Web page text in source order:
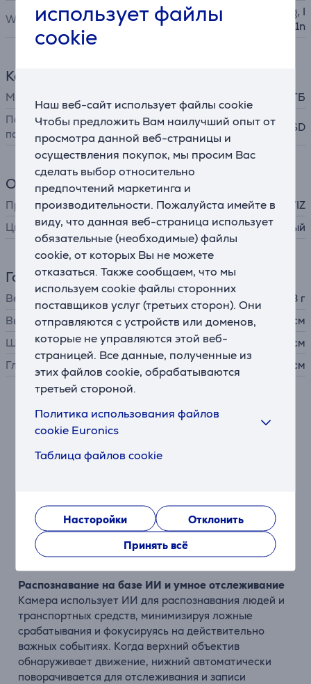
использует файлы
cookie
Наш веб-сайт использует файлы cookie
Чтобы предложить Вам наилучший опыт от
просмотра данной веб-страницы и
осуществления покупок, мы просим Вас
сделать выбор относительно
предпочтений маркетинга и
производительности. Пожалуйста имейте в
виду, что данная веб-страница использует
обязательные (необходимые) файлы
cookie, от которых Вы не можете
отказаться. Также сообщаем, что мы
используем cookie файлы сторонних
поставщиков услуг (третьих сторон). Они
отправляются с устройств или доменов,
которые не управляются этой веб-
страницей. Все данные, полученные из
этих файлов cookie, обрабатываются
третьей стороной.
Политика использования файлов
cookie Euronics
Таблица файлов cookie
Насторойки
Отклонить
Принять всё
WiFi-стандарты
IEEE 802.11b, IEEE 802.11g, I
EEE 802.11n
Кардридер
Макс. объем карты памяти
512 ГБ
Поддерживаемые карты
памяти
micro-SD
Общий параметр
Производитель
EZVIZ
Цвет
белый
Габариты
Вес
668 г
Высота
14,5 см
Ширина
11,6 см
Глубина
14,2 см
Описание
объективами
четких деталей. Широкоугольный объектив вверху и
телеобъектив внизу работают вместе, охватывая
большие территории и фиксируя важные события со
всех сторон.
Распознавание на базе ИИ и умное отслеживание
Камера использует ИИ для распознавания людей и
транспортных средств, минимизируя ложные
срабатывания и фокусируясь на действительно
важных событиях. Когда верхний объектив
обнаруживает движение, нижний автоматически
поворачивается для отслеживания и записи